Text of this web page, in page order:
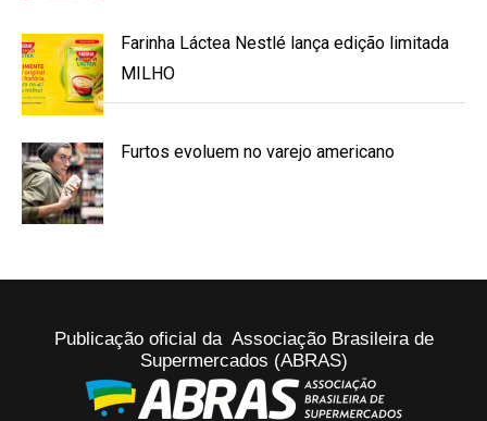
Farinha Láctea Nestlé lança edição limitada
MILHO
Furtos evoluem no varejo americano
Publicação oficial da Associação Brasileira de
Supermercados (ABRAS)